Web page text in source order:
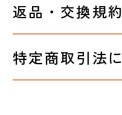
返品・交換規約
特定商取引法